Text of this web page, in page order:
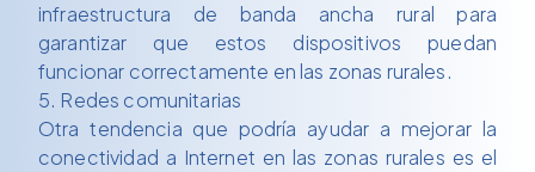
infraestructura de banda ancha rural para
garantizar que estos dispositivos puedan
funcionar correctamente en las zonas rurales.
5. Redes comunitarias
Otra tendencia que podría ayudar a mejorar la
conectividad a Internet en las zonas rurales es el